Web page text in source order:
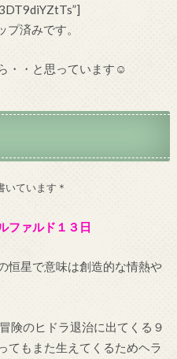
済みです。
・・と思っています☺
いています＊
ァルド１３日
恒星で意味は創造的な情熱や
険のヒドラ退治に出てくる９
てもまた生えてくるためヘラ